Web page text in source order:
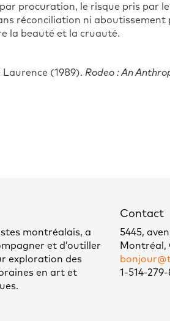
par procuration, le risque pris par
réconciliation ni aboutissement
la beauté et la cruauté.
(1989). Rodeo : An
montréalais, a
et d’outiller
exploration des
en art et
Contact
5445,
Montréal,
1-514-